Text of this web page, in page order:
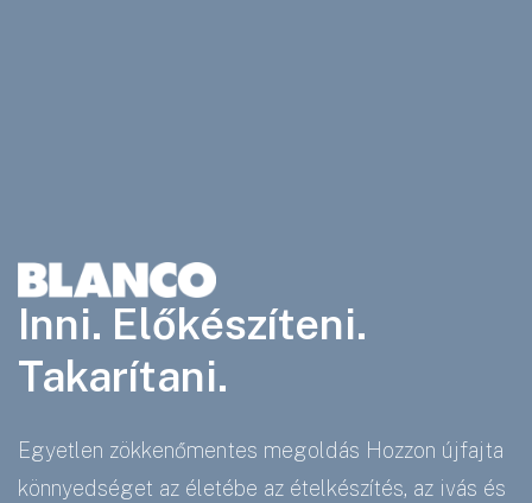
Inni. Előkészíteni.
Takarítani.
Egyetlen zökkenőmentes megoldás Hozzon újfajta
könnyedséget az életébe az ételkészítés, az ivás és